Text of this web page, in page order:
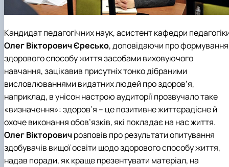
Кандидат педагогічних наук, асистенткафедри
Олег Вікторович Єресько, доповідаючи про формування
здорового способу життя засобами виховуючого
навчання, зацікавив присутніх тонко дібраними
висловлюваннями видатних людей про здоров’я,
наприклад, в унісон настрою аудиторії прозвучало таке
«визначення»: здоров’я – це позитивне життєрадісне й
охоче виконання обов’язків, які покладає на нас життя.
Олег Вікторовичрозповів про результати опитування
здобувачів вищої освіти щодо здорового способу життя,
надав поради, як краще презентувати матеріал, на